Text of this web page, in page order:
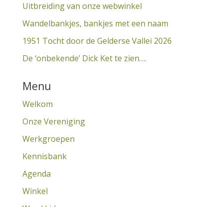
Uitbreiding van onze webwinkel
Wandelbankjes, bankjes met een naam
1951 Tocht door de Gelderse Vallei 2026
De ‘onbekende’ Dick Ket te zien….
Menu
Welkom
Onze Vereniging
Werkgroepen
Kennisbank
Agenda
Winkel